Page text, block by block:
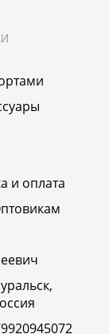
и оплата